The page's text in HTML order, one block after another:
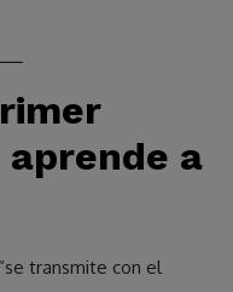
a
transmite con el